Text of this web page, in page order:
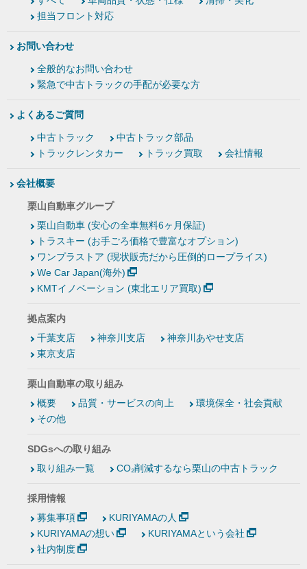
担当フロント対応
お問い合わせ
全般的なお問い合わせ
緊急で中古トラックの手配が必要な方
よくあるご質問
中古トラック
中古トラック部品
トラックレンタカー
トラック買取 会社情報
会社概要
栗山自動車グループ
栗山自動車 (安心の全車無料6ヶ月保証)
トラスキー (お手ごろ価格で豊富なオプション)
ワンプラストア (現状販売だから圧倒的ロープライス)
We Car Japan(海外)
KMTイノベーション (東北エリア買取)
拠点案内
千葉支店
神奈川支店
神奈川あやせ支店
東京支店
栗山自動車の取り組み
概要
品質・サービスの向上
環境保全・社会貢献
その他
SDGsへの取り組み
取り組み一覧
CO₂削減するなら栗山の中古トラック
採用情報
募集事項
KURIYAMAの人
KURIYAMAの想い
KURIYAMAという会社
社内制度